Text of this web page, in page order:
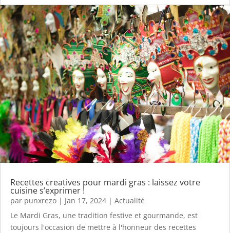
Recettes creatives pour mardi gras : laissez votre
cuisine s’exprimer !
par punxrezo | Jan 17, 2024 | Actualité
Le Mardi Gras, une tradition festive et gourmande, est
toujours l'occasion de mettre à l'honneur des recettes